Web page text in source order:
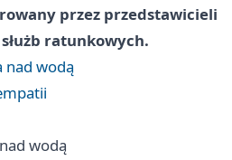
przez przedstawicieli
ratunkowych.
nad wodą
wodą